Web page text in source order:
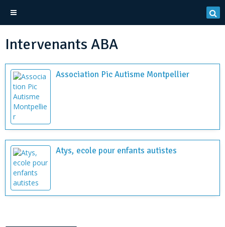
Intervenants ABA
Association Pic Autisme Montpellier
Atys, ecole pour enfants autistes